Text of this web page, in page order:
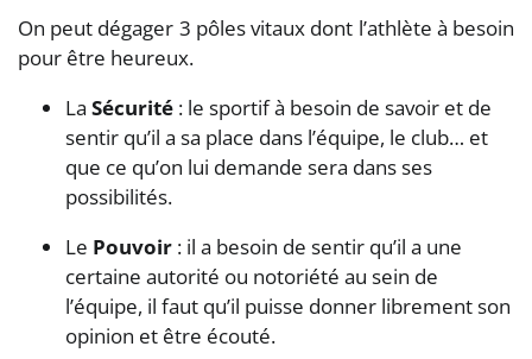
On peut dégager 3 pôles vitaux dont l’athlète à besoin
pour être heureux.
La Sécurité : le sportif à besoin de savoir et de
sentir qu’il a sa place dans l’équipe, le club… et
que ce qu’on lui demande sera dans ses
possibilités.
Le Pouvoir : il a besoin de sentir qu’il a une
certaine autorité ou notoriété au sein de
l’équipe, il faut qu’il puisse donner librement son
opinion et être écouté.